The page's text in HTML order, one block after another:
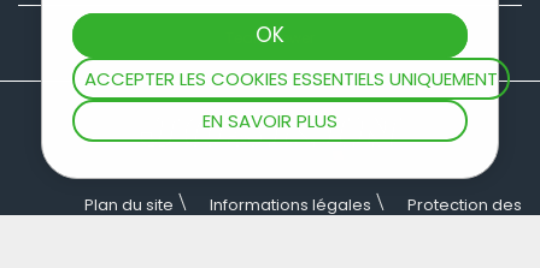
ACCEPTER LES COOKIES ESSENTIELS UNIQUEMENT
EN SAVOIR PLUS
Teamviewer
Plan du site Informations légales
Protection des